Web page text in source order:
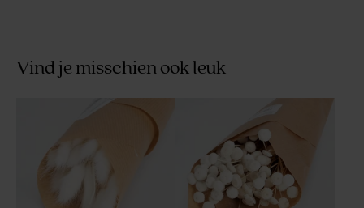
De Bock dragees velvet
bordeaux 1kg (± 240 stuks)
Vind je misschien ook leuk